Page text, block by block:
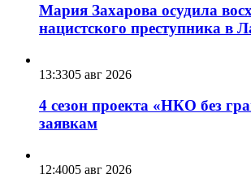
Мария Захарова осудила
нацистского преступника в
13:3305 авг 2026
4 сезон проекта «НКО без
заявкам
12:4005 авг 2026